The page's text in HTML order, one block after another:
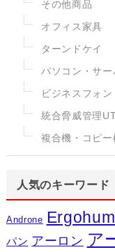
その他商品
オフィス家具
ターンドケイ
パソコン・サー
ビジネスフォン
統合脅威管理
複合機・コピー
人気のキーワード
Androne
パン アーロン ア